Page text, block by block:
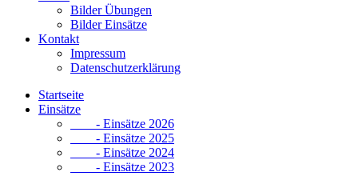
Bilder Übungen
Bilder Einsätze
Kontakt
Impressum
Datenschutzerklärung
Startseite
Einsätze
- Einsätze 2026
- Einsätze 2025
- Einsätze 2024
- Einsätze 2023